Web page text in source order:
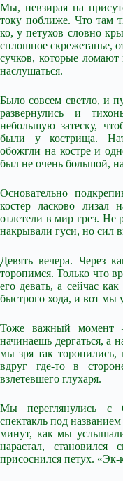
Мы, невзирая на
току поближе. Что там
ко, у петухов словно
сплошное скрежетанье,
сучков, которые
наслушаться.
Было совсем светло, и
развернулись и
небольшую затеску,
были у кострища.
обожгли на костре и
был не очень большой,
Основательно
костер ласково
отлетели в мир грез. Не
накрывали гуси, но сил
Девять вечера. Через
торопимся. Только что
его девать, а сейчас
быстрого хода, и вот мы
Тоже важный момент
начинаешь дергаться, а
мы зря так
вдруг где-то в
взлетевшего глухаря.
Мы переглянулись с
спектакль под
минут, как мы
нарастал,
присоснился петух. «Эк-